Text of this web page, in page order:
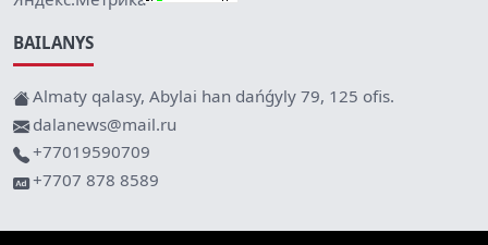
BAILANYS
Almaty qalasy, Abylai han dańǵyly 79, 125 ofis.
dalanews@mail.ru
+77019590709
+7707 878 8589